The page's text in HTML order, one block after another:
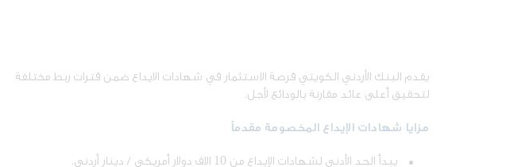
يقدم البنك الأردني الكويتي فرصة الاستثمار في شهادات الايداع ضمن فترات ربط مختلفة
لتحقيق أعلى عائد مقارنة بالودائع لأجل.
مزايا شهادات الإيداع المخصومة مقدماً
يبدأ الحد الأدنى لشهادات الإيداع من 10 الاف دولار أمريكي / دينار أردني.